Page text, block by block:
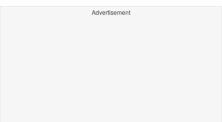
Advertisement